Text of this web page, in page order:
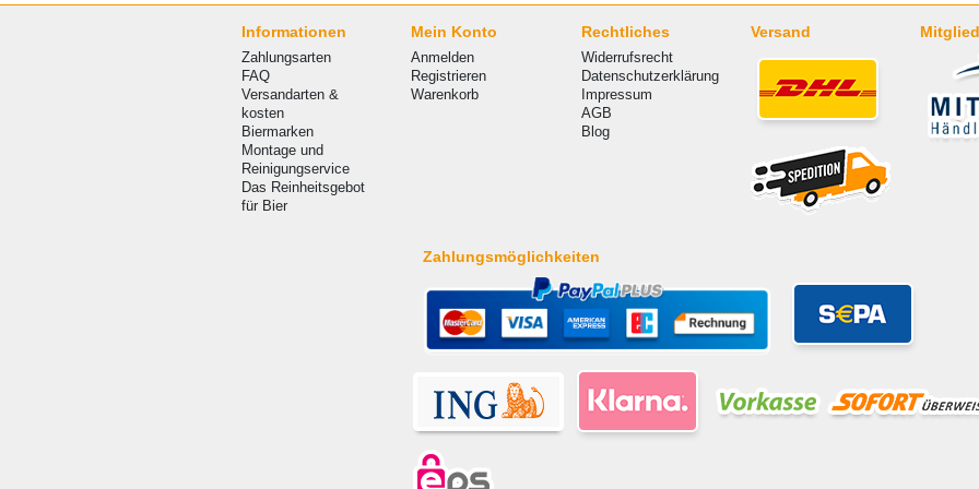
Informationen
Zahlungsarten
FAQ
Versandarten &
kosten
Biermarken
Montage und
Reinigungservice
Das Reinheitsgebot
für Bier
Mein Konto
Anmelden
Registrieren
Warenkorb
Rechtliches
Widerrufsrecht
Datenschutzerklärung
Impressum
AGB
Blog
Versand
Zahlungsmöglichkeiten